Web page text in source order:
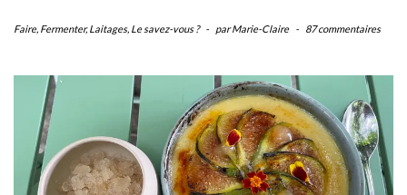
Faire, Fermenter,Laitages, Le savez-vous ? - par Marie-Claire - 87 commentaires